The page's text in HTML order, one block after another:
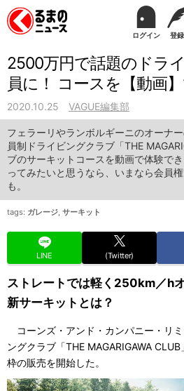
ログイン 登録
2500万円で話題のドラ
員に！ コースを【動画
2020.10.25 VAGUE編集部
フェラーリやランボルギーニのオーナ
員制ドライビングクラブ「THE
ブのサーキットコースを動画で体験で
ってみたいと思うなら、いまなら会員
も。
tags: ガレージ, サーキット
LINE (Twitter)
ストレートでは軽く250km／h
新サーキットとは？
コーンズ・アンド・カンパニー・リ
ングクラブ「THE MAGARIGAWA
枠の販売を開始した。